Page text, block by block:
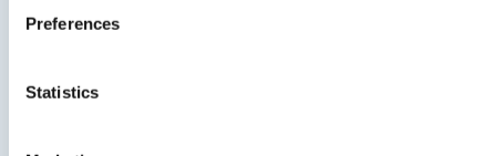
(fingerprinting)
preferences in the
Preferences
Statistics